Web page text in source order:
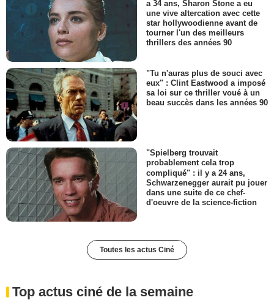
a 34 ans, Sharon Stone a eu
une vive altercation avec cette
star hollywoodienne avant de
tourner l'un des meilleurs
thrillers des années 90
"Tu n'auras plus de souci avec
eux" : Clint Eastwood a imposé
sa loi sur ce thriller voué à un
beau succès dans les années 90
"Spielberg trouvait
probablement cela trop
compliqué" : il y a 24 ans,
Schwarzenegger aurait pu jouer
dans une suite de ce chef-
d'oeuvre de la science-fiction
Toutes les actus Ciné
Top actus ciné de la semaine